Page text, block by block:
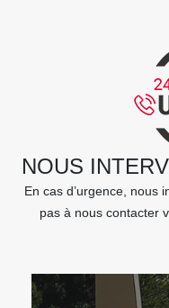
NOUS
En cas d’urgence, nous
pas à nous contacter